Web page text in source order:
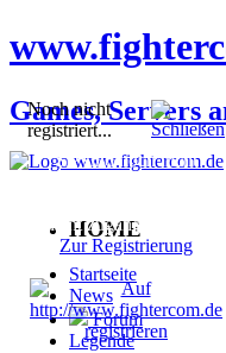
Games, Servers
HOME
Startseite
News
Forum
Legende
Noch nicht
registriert...
Sie sind noch nicht
nicht zugänglich sein.
Zur Registrierung